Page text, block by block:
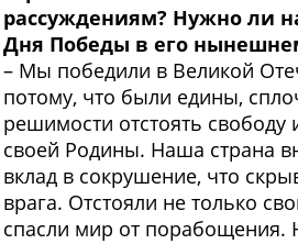
рассуждениям? Нужно ли
Дня Победы в его
– Мы победили в Великой
потому, что были едины,
решимости отстоять свободу
своей Родины. Наша страна
вклад в сокрушение, что
врага. Отстояли не только
спасли мир от порабощения.